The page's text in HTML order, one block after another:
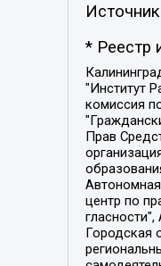
* Реестр
Калининградская региональная общественная организация "Экозащита!-Женсовет", Фонд содействия защите прав и свобод граждан "Общественный вердикт", Фонд "Институт Развития Свободы Информации", Частное учреждение "Информационное агентство МЕМО. РУ", Региональная общественная организация "Общественная комиссия по сохранению наследия академика Сахарова", Фонд поддержки свободы прессы, Санкт-Петербургская общественная правозащитная организация "Гражданский контроль", Межрегиональная общественная организация "Информационно-просветительский центр "Мемориал", Региональный Фонд "Центр Защиты Прав Средств Массовой Информации", с 05.12.2023 Фонд "Центр Защиты Прав Средств массовой